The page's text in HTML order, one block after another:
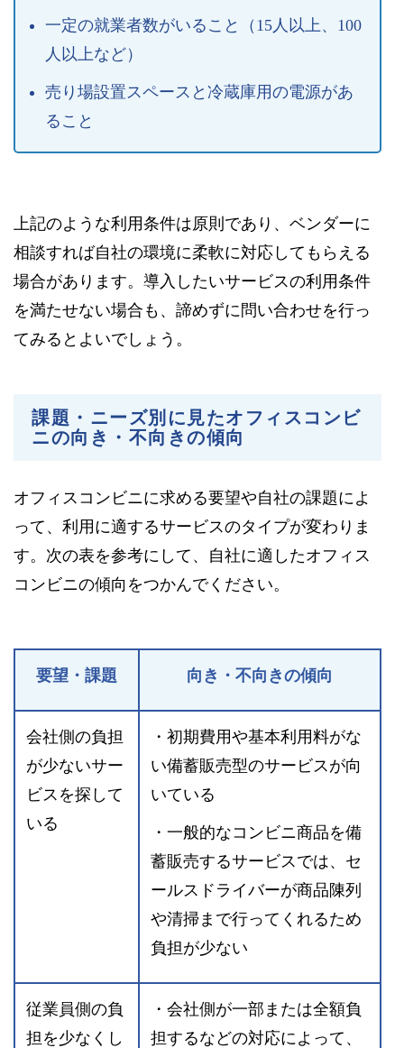
一定の就業者数がいること（15人以上、100
人以上など）
売り場設置スペースと冷蔵庫用の電源があ
ること
上記のような利用条件は原則であり、ベンダーに
相談すれば自社の環境に柔軟に対応してもらえる
場合があります。導入したいサービスの利用条件
を満たせない場合も、諦めずに問い合わせを行っ
てみるとよいでしょう。
課題・ニーズ別に見たオフィスコンビ
ニの向き・不向きの傾向
オフィスコンビニに求める要望や自社の課題によ
って、利用に適するサービスのタイプが変わりま
す。次の表を参考にして、自社に適したオフィス
コンビニの傾向をつかんでください。
要望・課題 向き・不向きの傾向
会社側の負担
が少ないサー
ビスを探して
いる
・初期費用や基本利用料がな
い備蓄販売型のサービスが向
いている
・一般的なコンビニ商品を備
蓄販売するサービスでは、セ
ールスドライバーが商品陳列
や清掃まで行ってくれるため
負担が少ない
従業員側の負
担を少なくし
・会社側が一部または全額負
担するなどの対応によって、